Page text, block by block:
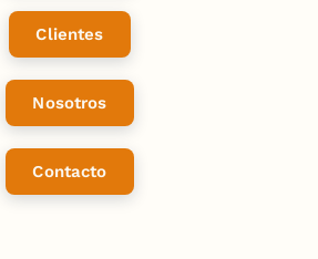
Clientes
Nosotros
Contacto